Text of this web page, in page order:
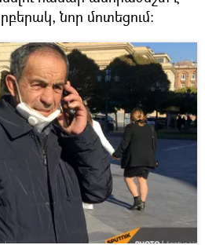
նոր մոտեցում։